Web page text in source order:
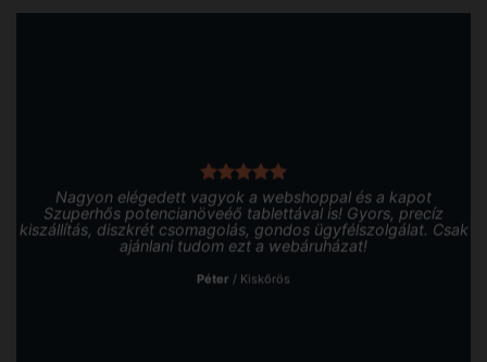
Nagyon elégedett vagyok a webshoppal és a kapot
Szuperhős potencianöveéő tablettával is! Gyors, precíz
kiszállítás, diszkrét csomagolás, gondos ügyfélszolgálat. Csak
ajánlani tudom ezt a webáruházat!
Péter / Kiskőrös